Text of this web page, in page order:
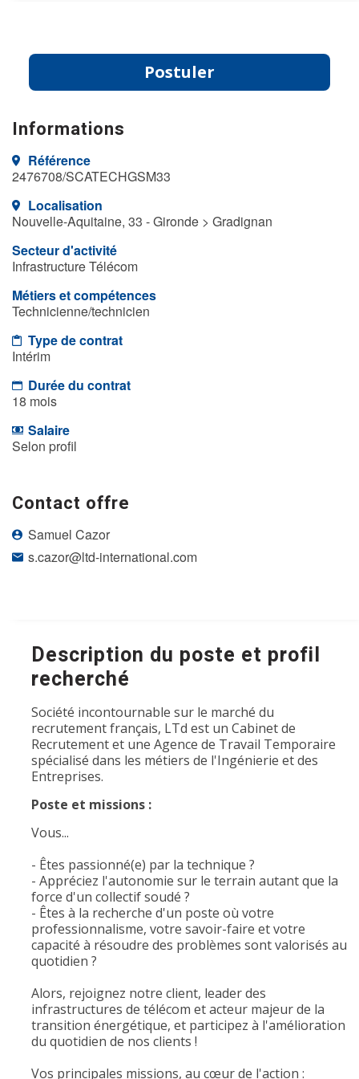
Postuler
Informations
Référence
2476708/SCATECHGSM33
Localisation
Nouvelle-Aquitaine, 33 - Gironde > Gradignan
Secteur d'activité
Infrastructure Télécom
Métiers et compétences
Technicienne/technicien
Type de contrat
Intérim
Durée du contrat
18 mois
Salaire
Selon profil
Contact offre
Samuel Cazor
s.cazor@ltd-international.com
Description du poste et profil
recherché
Société incontournable sur le marché du
recrutement français, LTd est un Cabinet de
Recrutement et une Agence de Travail Temporaire
spécialisé dans les métiers de l'Ingénierie et des
Entreprises.
Poste et missions :
Vous...
- Êtes passionné(e) par la technique ?
- Appréciez l'autonomie sur le terrain autant que la
force d'un collectif soudé ?
- Êtes à la recherche d'un poste où votre
professionnalisme, votre savoir-faire et votre
capacité à résoudre des problèmes sont valorisés au
quotidien ?
Alors, rejoignez notre client, leader des
infrastructures de télécom et acteur majeur de la
transition énergétique, et participez à l'amélioration
du quotidien de nos clients !
Vos principales missions, au cœur de l'action :